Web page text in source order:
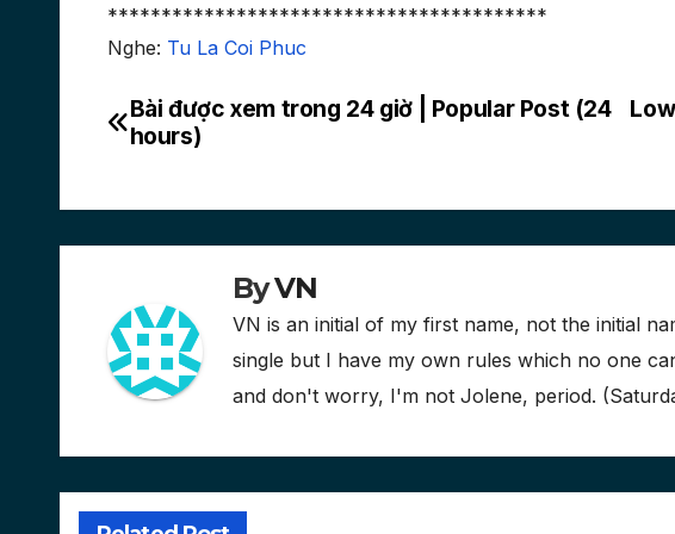
*****************************************
Nghe: Tu La Coi Phuc
Post
Bài được xem trong 24 giờ | Popular Post (24
hours)
ByVN
VN is an initial of my first name, not the initial
single but I have my own rules which no one
and don't worry, I'm not Jolene, period.